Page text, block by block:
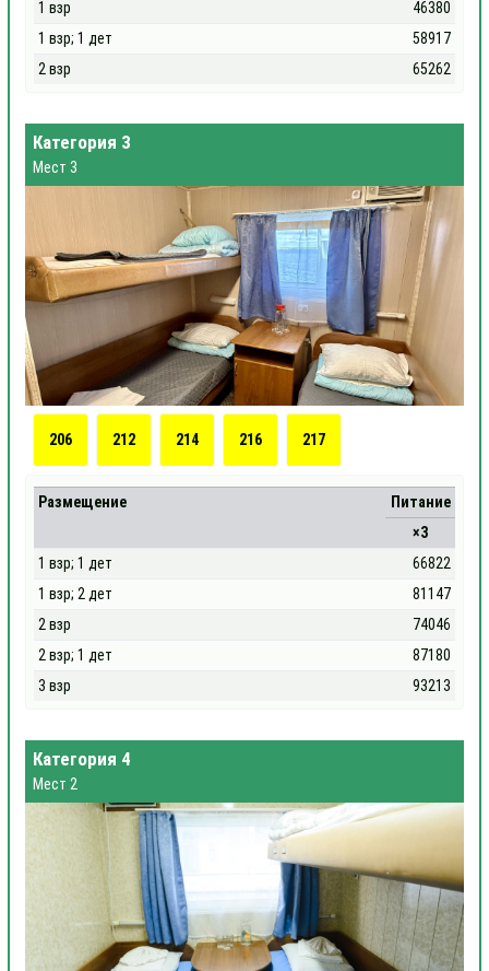
1 взр
46380
1 взр; 1 дет
58917
2 взр
65262
Категория 3
Мест 3
206 212 214 216 217
Размещение
Питание
×3
1 взр; 1 дет
66822
1 взр; 2 дет
81147
2 взр
74046
2 взр; 1 дет
87180
3 взр
93213
Категория 4
Мест 2